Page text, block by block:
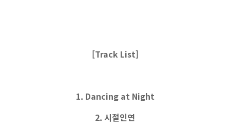
[Track List]
1. Dancing at Night
2. 시절인연